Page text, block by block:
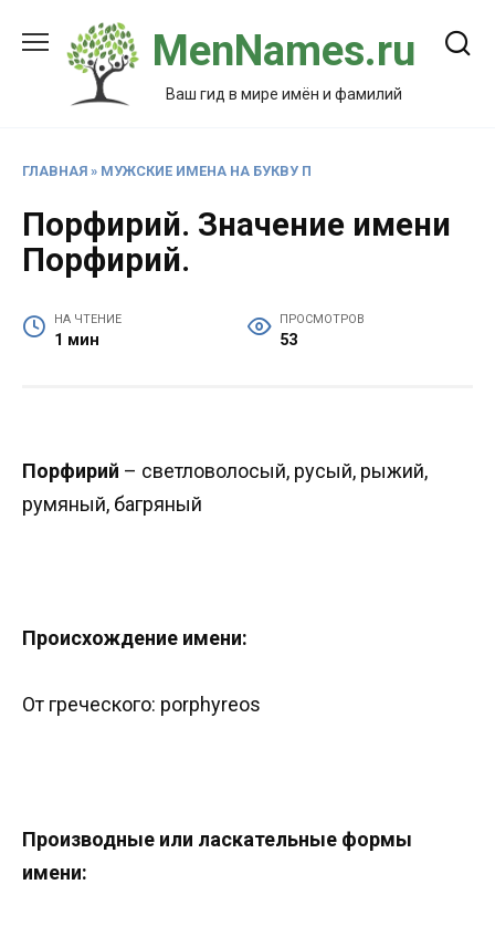
содержанию
MenNames.ru
Ваш гид в мире имён и фамилий
ГЛАВНАЯ » МУЖСКИЕ ИМЕНА НА БУКВУ П
Порфирий. Значение имени
Порфирий.
НА ЧТЕНИЕ
1 мин
ПРОСМОТРОВ
53
Порфирий – светловолосый, русый, рыжий,
румяный, багряный
Происхождение имени:
От греческого: porphyreos
Производные или ласкательные формы
имени: